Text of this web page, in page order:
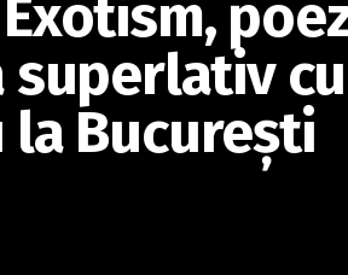
Exotism,
cu
la Bucureşti